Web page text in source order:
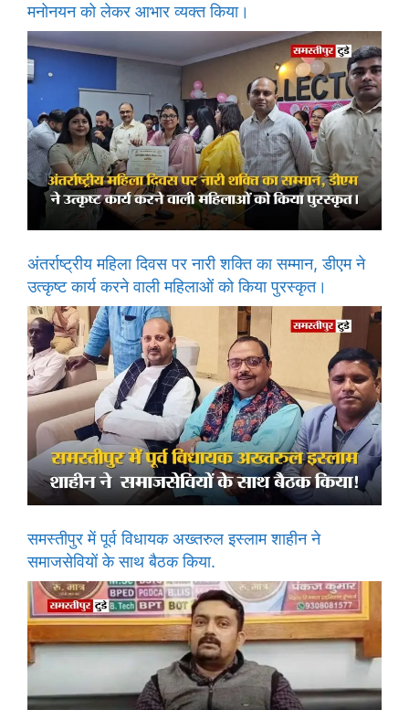
मनोनयन को लेकर आभार व्यक्त किया।
अंतर्राष्ट्रीय महिला दिवस पर नारी शक्ति का सम्मान, डीएम ने
उत्कृष्ट कार्य करने वाली महिलाओं को किया पुरस्कृत।
समस्तीपुर में पूर्व विधायक अख्तरुल इस्लाम शाहीन ने
समाजसेवियों के साथ बैठक किया.